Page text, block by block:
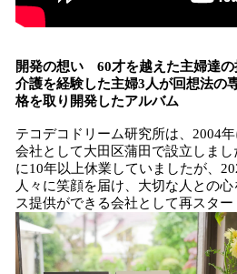
開発の想い 60才を越えた主
介護を経験した主婦3人が回想法の
格を取り開発したアルバム
テコデコドリーム研究所は、2004
会社として大田区蒲田で設立しま
に10年以上休業していましたが、
人々に笑顔を届け、大切な人との
ス提供ができる会社として再スター